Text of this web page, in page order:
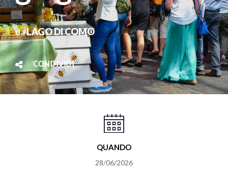
daLAGO DI COMO
CONDIVIDI
QUANDO
28/06/2026